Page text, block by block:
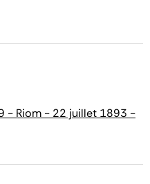
- Riom - 22 juillet 1893 -